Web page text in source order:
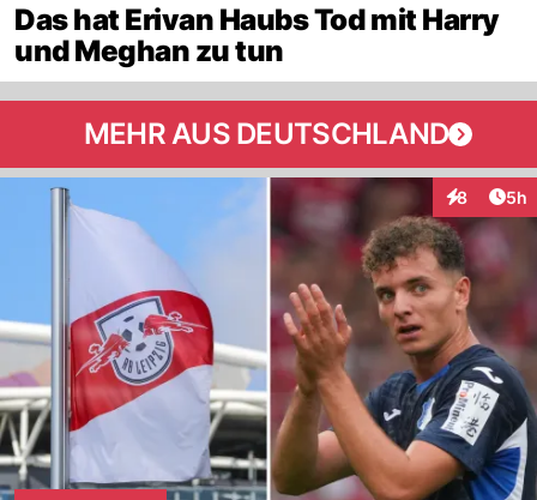
Das hat Erivan Haubs Tod mit Harry
und Meghan zu tun
MEHR AUS DEUTSCHLAND
8 5h